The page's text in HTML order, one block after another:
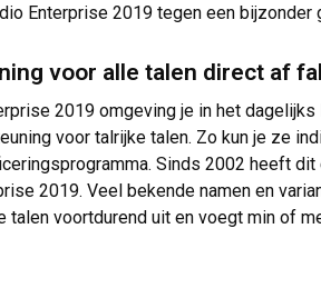
Enterprise 2019 tegen een
voor alle talen direct af
2019 omgeving je in het
voor talrijke talen. Zo kun je ze
Sinds 2002 heeft
2019. Veel bekende namen en
voortdurend uit en voegt min of